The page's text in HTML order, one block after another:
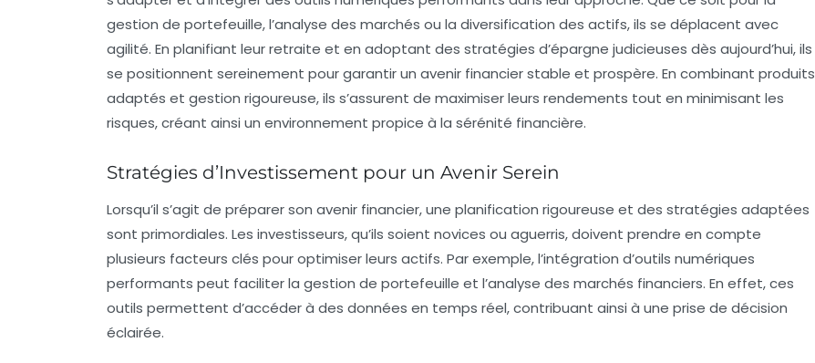
gestion de portefeuille, l’analyse des marchés ou la diversification des actifs, ils se déplacent avec
agilité. En planifiant leurretraite et en adoptant des stratégies d’épargne judicieuses dès aujourd’hui, ils
se positionnent sereinement pour garantir un avenir financier stable et prospère. En combinant produits
adaptés et gestion rigoureuse, ils s’assurent de maximiser leurs rendements tout en minimisant les
risques, créant ainsi un environnement propice à la sérénité financière.
Stratégies d’Investissement pour un Avenir Serein
Lorsqu’il s’agit de préparer son avenir financier, une planification rigoureuse et des stratégies adaptées
sont primordiales. Les investisseurs, qu’ils soient novices ou aguerris, doivent prendre en compte
plusieurs facteurs clés pour optimiser leurs actifs. Par exemple, l’intégration d’outils numériques
performants peut faciliter la gestion de portefeuille et l’analyse des marchés financiers. En effet, ces
outils permettent d’accéder à des données en temps réel, contribuant ainsi à une prise de décision
éclairée.